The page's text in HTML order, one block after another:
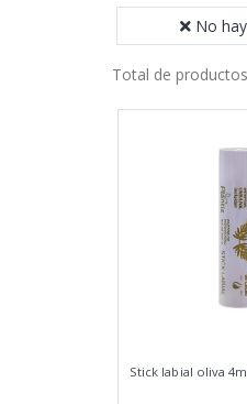
No
Total de
Stick labial oliva